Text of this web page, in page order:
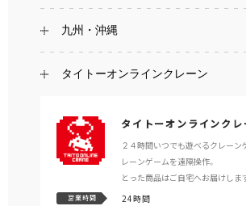
九州・沖縄
タイトーオンラインクレーン
タイトーオンラインクレ
２４時間いつでも遊べるクレーン
レーンゲームを遠隔操作。
とった商品はご自宅へお届けしま
営業時間 24時間